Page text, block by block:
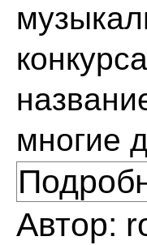
многие
Автор: